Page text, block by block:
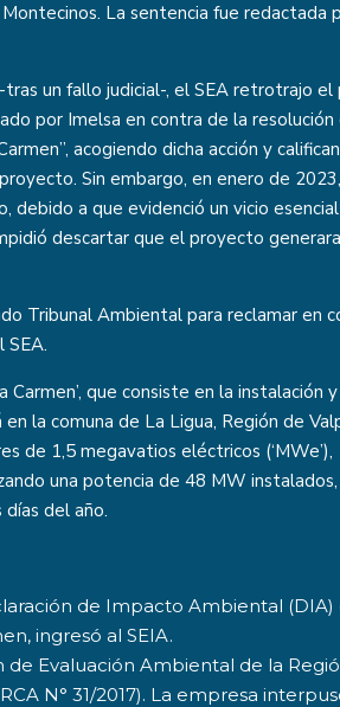
La sentencia fue redactada
un fallo judicial-, el SEA retrotrajo
por Imelsa en contra de la resolución
acogiendo dicha acción y
Sin embargo, en enero de
debido a que evidenció un vicio
descartar que el proyecto
Tribunal Ambiental para reclamar en
SEA.
que consiste en la instalación
la comuna de La Ligua, Región de
de 1,5 megavatios eléctricos (‘MWe’),
una potencia de 48 MW instalados,
del año.
de Impacto Ambiental
ingresó al SEIA.
de Evaluación Ambiental de la
N° 31/2017). La empresa